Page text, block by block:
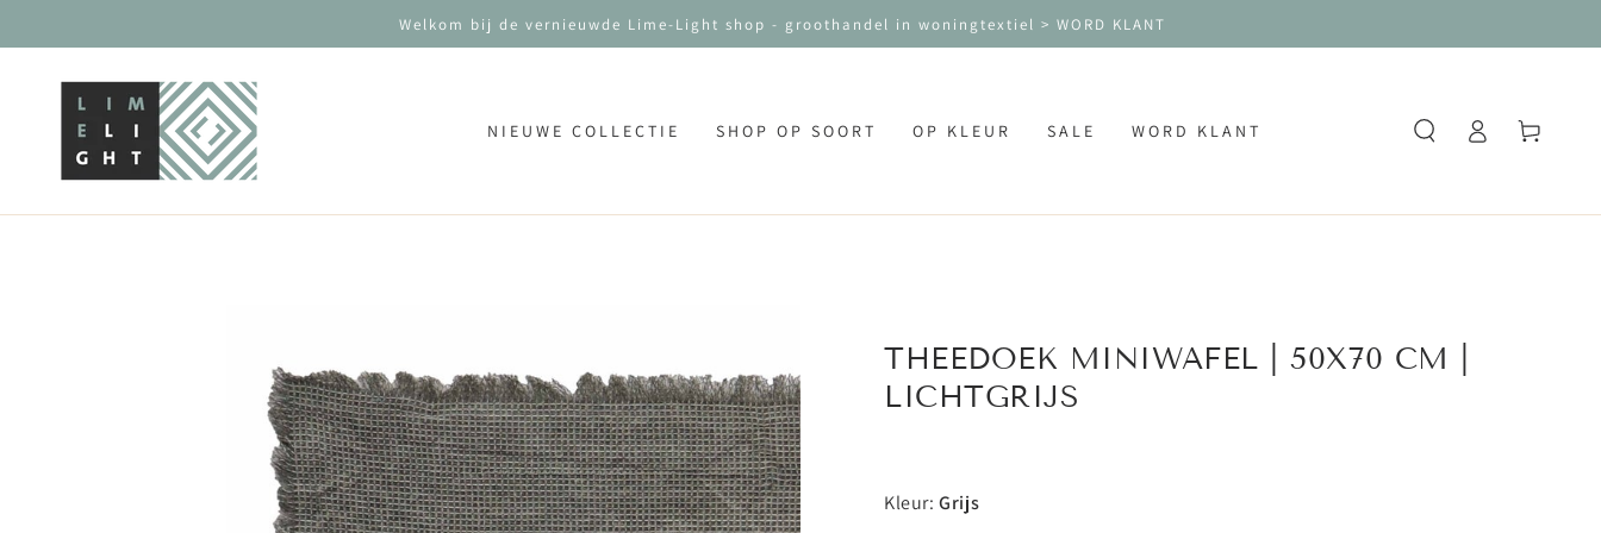
Welkom bij de vernieuwde Lime-Light shop - groothandel in woningtextiel > WORD KLANT
NIEUWE COLLECTIE SHOP OP SOORT OP KLEUR SALE WORD KLANT
in
Winkelwagen
THEEDOEK MINIWAFEL | 50X70 CM |
LICHTGRIJS
Kleur:Grijs